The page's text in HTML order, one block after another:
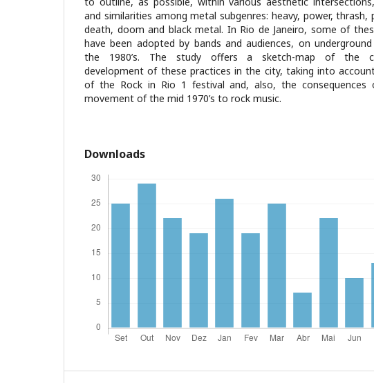
and similarities among metal subgenres: heavy, power, thrash,
death, doom and black metal. In Rio de Janeiro, some of
have been adopted by bands and audiences, on
the 1980’s. The study offers a sketch-map of the
development of these practices in the city, taking into
of the Rock in Rio 1 festival and, also, the consequences
movement of the mid 1970’s to rock music.
Downloads